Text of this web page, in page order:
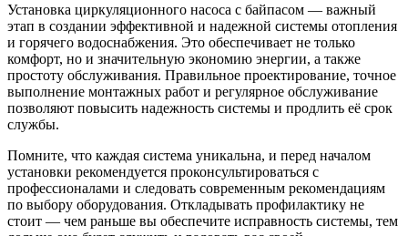
Установка циркуляционного насоса с байпасом — важный
этап в создании эффективной и надежной системы отопления
и горячего водоснабжения. Это обеспечивает не только
комфорт, но и значительную экономию энергии, а также
простоту обслуживания. Правильное проектирование, точное
выполнение монтажных работ и регулярное обслуживание
позволяют повысить надежность системы и продлить её срок
службы.
Помните, что каждая система уникальна, и перед началом
установки рекомендуется проконсультироваться с
профессионалами и следовать современным рекомендациям
по выбору оборудования. Откладывать профилактику не
стоит — чем раньше вы обеспечите исправность системы, тем